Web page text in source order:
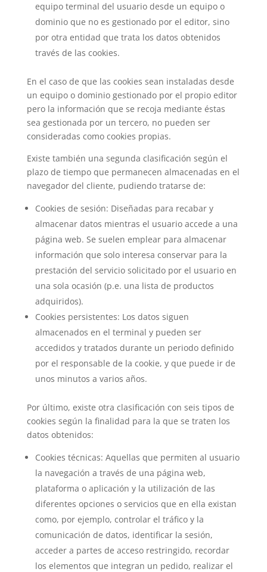
equipo terminal del usuario desde un equipo o
dominio que no es gestionado por el editor, sino
por otra entidad que trata los datos obtenidos
través de las cookies.
En el caso de que las cookies sean instaladas desde
un equipo o dominio gestionado por el propio editor
pero la información que se recoja mediante éstas
sea gestionada por un tercero, no pueden ser
consideradas como cookies propias.
Existe también una segunda clasificación según el
plazo de tiempo que permanecen almacenadas en el
navegador del cliente, pudiendo tratarse de:
Cookies de sesión: Diseñadas para recabar y
almacenar datos mientras el usuario accede a una
página web. Se suelen emplear para almacenar
información que solo interesa conservar para la
prestación del servicio solicitado por el usuario en
una sola ocasión (p.e. una lista de productos
adquiridos).
Cookies persistentes: Los datos siguen
almacenados en el terminal y pueden ser
accedidos y tratados durante un periodo definido
por el responsable de la cookie, y que puede ir de
unos minutos a varios años.
Por último, existe otra clasificación con seis tipos de
cookies según la finalidad para la que se traten los
datos obtenidos:
Cookies técnicas: Aquellas que permiten al usuario
la navegación a través de una página web,
plataforma o aplicación y la utilización de las
diferentes opciones o servicios que en ella existan
como, por ejemplo, controlar el tráfico y la
comunicación de datos, identificar la sesión,
acceder a partes de acceso restringido, recordar
los elementos que integran un pedido, realizar el